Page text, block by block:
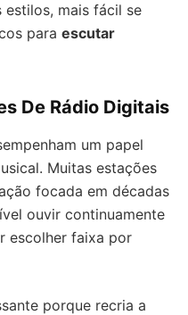
estilos, mais fácil se
para escutar
De Rádio Digitais
um papel
Muitas estações
focada em décadas
ouvir continuamente
escolher faixa por
porque recria a